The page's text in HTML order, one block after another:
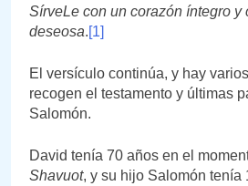
SírveLe con un corazón íntegro y
deseosa.[1]
El versículo continúa, y hay
recogen el testamento y últimas
Salomón.
David tenía 70 años en el
Shavuot, y su hijo Salomón tenía